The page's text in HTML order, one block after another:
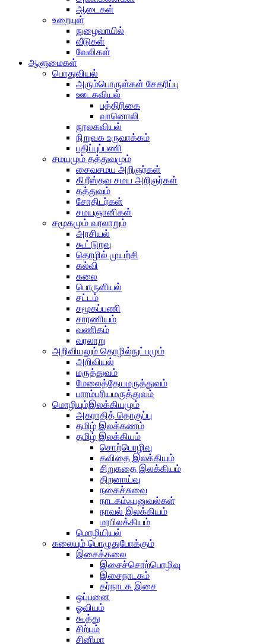
ஆடைகள்
உறையுள்
நுழைவாயில்
வீடுகள்
வேலிகள்
ஆளுமைகள்
பொதுவியல்
அரும்பொருள்கள் சேகரிப்பு
ஊடகவியல்
பத்திரிகை
வானொலி
நூலகவியல்
நிறுவக உருவாக்கம்
பதிப்புப்பணி
சமயமும் தத்துவமும்
சைவசமய அறிஞர்கள்
கிறீஸ்தவ சமய அறிஞர்கள்
தத்துவம்
சோதிடர்கள்
சமயஞானிகள்
சமூகமும் வரலாறும்
அரசியல்
கூட்டுறவு
தொழில் முயற்சி
கல்வி
கலை
பொருளியல்
சட்டம்
சமூகப்பணி
சாரணியம்
வணிகம்
வரலாறு
அறிவியலும் தொழில்நுட்பமும்
அறிவியல்
மருத்துவம்
மேலைத்தேயமருத்துவம்
பாரம்பரியமருத்துவம்
மொழியும்இலக்கியமும்
அகராதித் தொகுப்பு
தமிழ் இலக்கணம்
தமிழ் இலக்கியம்
சொற்பொழிவு
கவிதை இலக்கியம்
சிறுகதை இலக்கியம்
திறனாய்வு
நகைச்சுவை
நாடகம்ஃபனுவல்கள்
நாவல் இலக்கியம்
மரபிலக்கியம்
மொழியியல்
கலையும் பொழுதுபோக்கும்
இசைக்கலை
இசைச்சொற்பொழிவு
இசைநாடகம்
கர்நாடக இசை
ஒப்பனை
ஓவியம்
கூத்து
சிற்பம்
சினிமா